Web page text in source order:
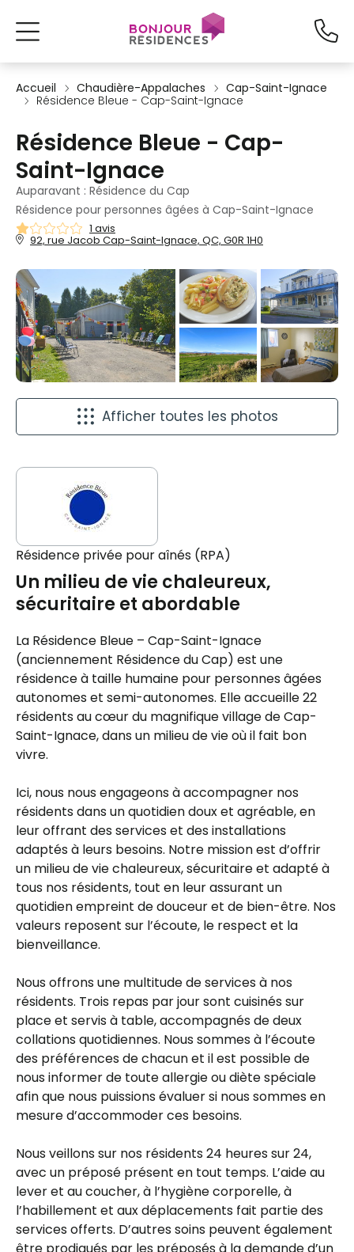
Accueil Chaudière-Appalaches
Cap-Saint-Ignace
Résidence Bleue - Cap-Saint-Ignace
Résidence Bleue - Cap-
Saint-Ignace
Auparavant : Résidence du Cap
Résidence pour personnes âgées à Cap-Saint-Ignace
1 avis
92, rue Jacob Cap-Saint-Ignace, QC, G0R 1H0
Afficher toutes les photos
Résidence privée pour aînés (RPA)
Un milieu de vie chaleureux,
sécuritaire et abordable
La Résidence Bleue – Cap-Saint-Ignace
(anciennement Résidence du Cap) est une
résidence à taille humaine pour personnes âgées
autonomes et semi-autonomes. Elle accueille 22
résidents au cœur du magnifique village de Cap-
Saint-Ignace, dans un milieu de vie où il fait bon
vivre.
Ici, nous nous engageons à accompagner nos
résidents dans un quotidien doux et agréable, en
leur offrant des services et des installations
adaptés à leurs besoins. Notre mission est d’offrir
un milieu de vie chaleureux, sécuritaire et adapté à
tous nos résidents, tout en leur assurant un
quotidien empreint de douceur et de bien-être. Nos
valeurs reposent sur l’écoute, le respect et la
bienveillance.
Nous offrons une multitude de services à nos
résidents. Trois repas par jour sont cuisinés sur
place et servis à table, accompagnés de deux
collations quotidiennes. Nous sommes à l’écoute
des préférences de chacun et il est possible de
nous informer de toute allergie ou diète spéciale
afin que nous puissions évaluer si nous sommes en
mesure d’accommoder ces besoins.
Nous veillons sur nos résidents 24 heures sur 24,
avec un préposé présent en tout temps. L’aide au
lever et au coucher, à l’hygiène corporelle, à
l’habillement et aux déplacements fait partie des
services offerts. D’autres soins peuvent également